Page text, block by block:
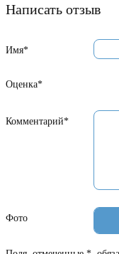
Написать отзыв
Имя*
Оценка*
Комментарий*
Фото